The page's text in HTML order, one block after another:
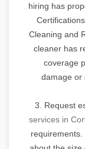
hiring has
Cleaning and
cleaner has
coverage
damage or
3. Request
services in